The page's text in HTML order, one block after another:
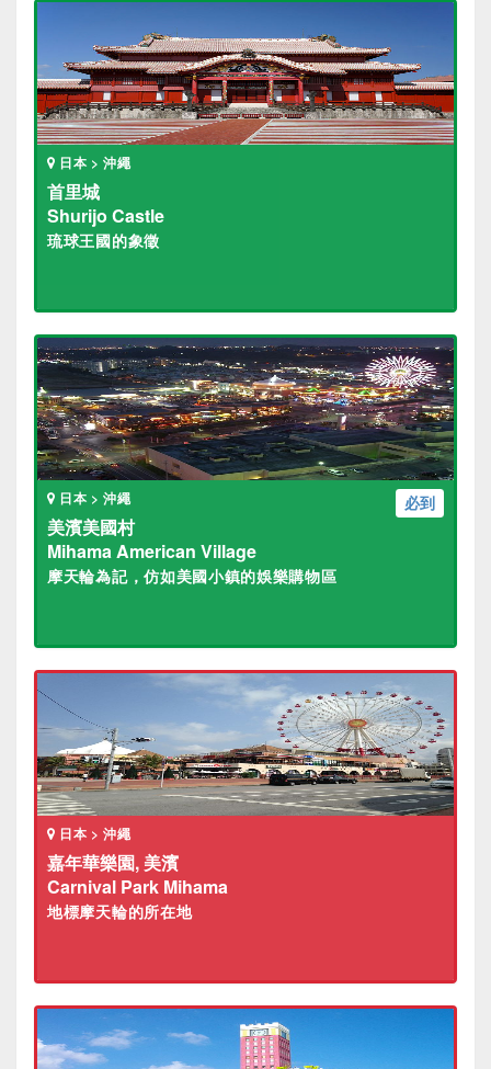
日本 > 沖繩
首里城
Shurijo Castle
琉球王國的象徵
必到
日本 > 沖繩
美濱美國村
Mihama American Village
摩天輪為記，仿如美國小鎮的娛樂購物區
日本 > 沖繩
嘉年華樂園, 美濱
Carnival Park Mihama
地標摩天輪的所在地